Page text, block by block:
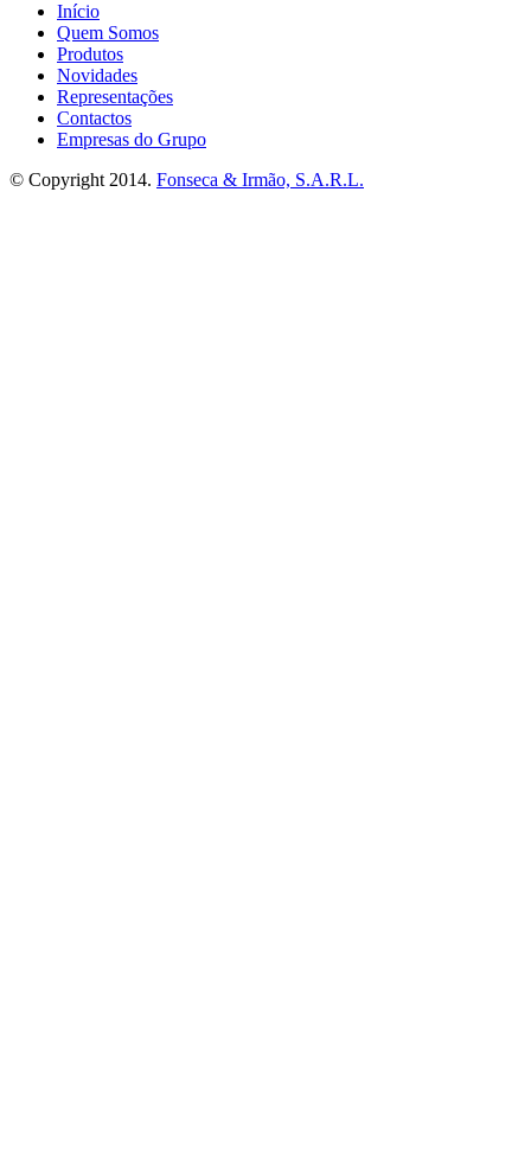
Início
Quem Somos
Produtos
Novidades
Representações
Contactos
Empresas do Grupo
© Copyright 2014. Fonseca & Irmão, S.A.R.L.